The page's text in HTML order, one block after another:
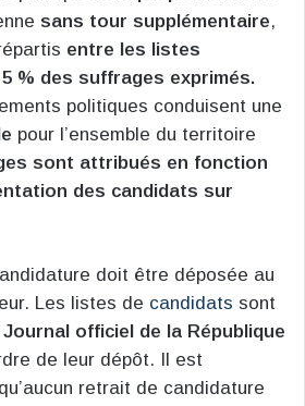
sans tour supplémentaire,
entre les listes
% des suffrages exprimés.
politiques conduisent une
pour l’ensemble du territoire
sont attribués en fonction
des candidats sur
doit être déposée au
Les listes de candidats sont
Journal officiel de la République
de leur dépôt. Il est
retrait de candidature